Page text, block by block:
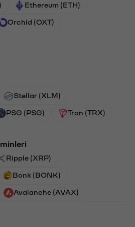
Ethereum (ETH)
Orchid (OXT)
Stellar (XLM)
PSG (PSG) Tron (TRX)
Ripple (XRP)
Bonk (BONK)
Avalanche (AVAX)